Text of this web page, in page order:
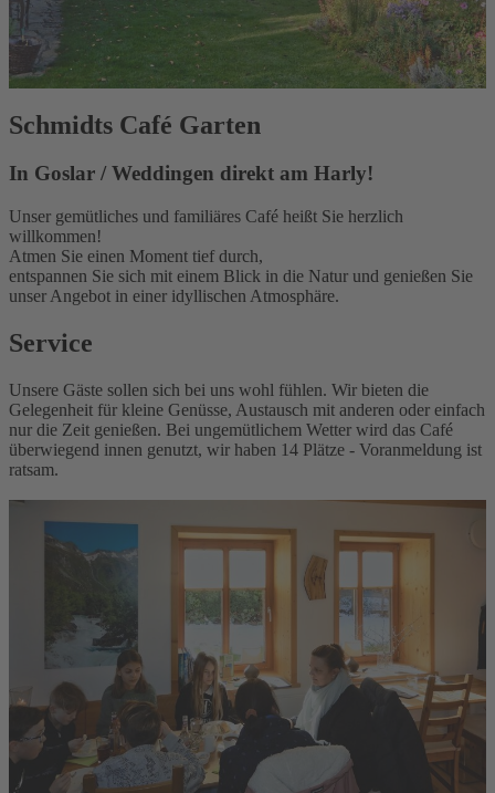
Schmidts Café Garten
In Goslar / Weddingen direkt am Harly!
Unser gemütliches und familiäres Café heißt Sie herzlich
willkommen!
Atmen Sie einen Moment tief durch,
entspannen Sie sich mit einem Blick in die Natur und genießen Sie
unser Angebot in einer idyllischen Atmosphäre.
Service
Unsere Gäste sollen sich bei uns wohl fühlen. Wir bieten die
Gelegenheit für kleine Genüsse, Austausch mit anderen oder einfach
nur die Zeit genießen. Bei ungemütlichem Wetter wird das Café
überwiegend innen genutzt, wir haben 14 Plätze - Voranmeldung ist
ratsam.